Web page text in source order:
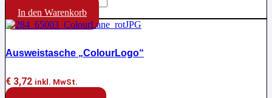
In den Warenkorb
Ausweistasche „ColourLogo“
€ 3,72 inkl. MwSt.